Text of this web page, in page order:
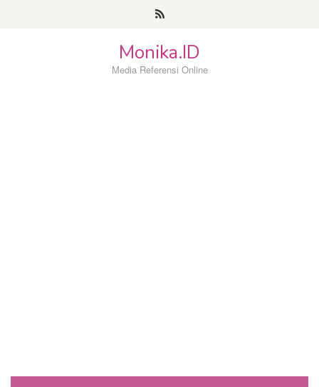
Monika.ID
Media Referensi Online